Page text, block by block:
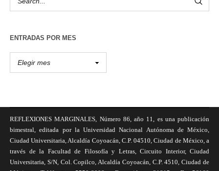
ENTRADAS POR MES
REFLEXIONES MARGINALES, Número 86, año 11, es una publicación
bimestral, editada por la Universidad Nacional Autónoma de México,
Ciudad Universitaria, Alcaldía Coyoacán, C.P. 04510, Ciudad de México, a
través de la Facultad de Filosofía y Letras, Circuito Interior, Ciudad
Universitaria, S/N, Col. Copilco, Alcaldía Coyoacán, C.P. 4510, Ciudad de